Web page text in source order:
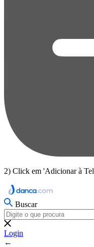
2) Click em 'Adicionar à
Buscar
Login
←